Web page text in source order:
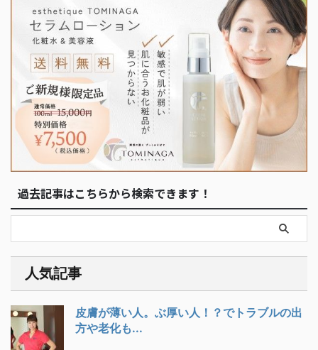
過去記事はこちらから検索できます！
人気記事
皮膚が薄い人。ぶ厚い人！？でトラブルの出
方や老化も...